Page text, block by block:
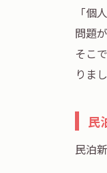
「個
問題
そこ
りま
民
民泊